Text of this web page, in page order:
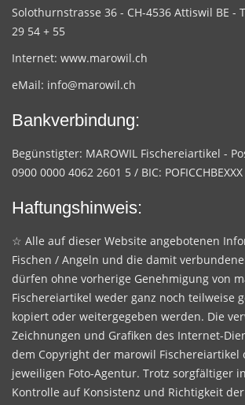
Solothurnstrasse 36 - CH-4536 Attiswil BE -
29 54 + 55
Internet: www.marowil.ch
eMail: info@marowil.ch
Bankverbindung:
Begünstigter: MAROWIL Fischereiartikel -
0900 0000 4062 2601 5 / BIC: POFICCHBEXXX
Haftungshinweis:
☆ Alle auf dieser Website angebotenen
Fischen / Angeln und die damit
dürfen ohne vorherige Genehmigung von
Fischereiartikel weder ganz noch teilweise
kopiert oder weitergegeben werden. Die
Zeichnungen und Grafiken des Internet-
dem Copyright der marowil Fischereiartikel
jeweiligen Foto-Agentur. Trotz sorgfältiger
Kontrolle auf Konsistenz und Richtigkeit